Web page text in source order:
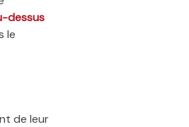
dessus
le
de leur